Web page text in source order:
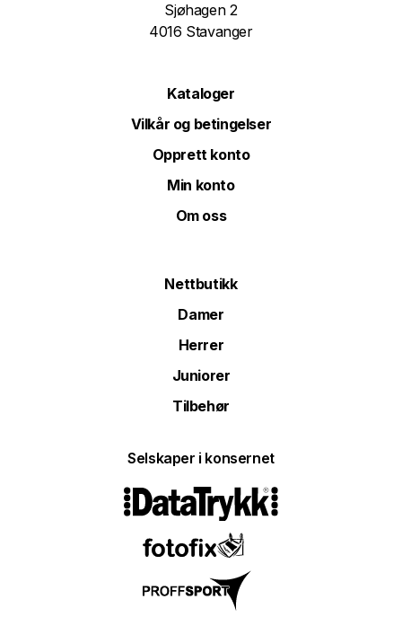
Sjøhagen 2
4016 Stavanger
Kataloger
Vilkår og betingelser
Opprett konto
Min konto
Om oss
Nettbutikk
Damer
Herrer
Juniorer
Tilbehør
Selskaper i konsernet